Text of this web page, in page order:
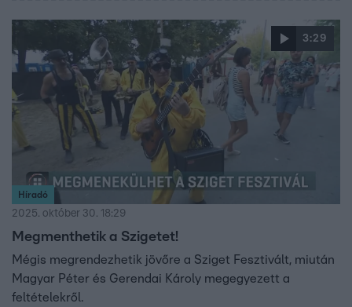
3:29
Híradó
2025. október 30. 18:29
Megmenthetik a Szigetet!
Mégis megrendezhetik jövőre a Sziget Fesztivált, miután
Magyar Péter és Gerendai Károly megegyezett a
feltételekről.